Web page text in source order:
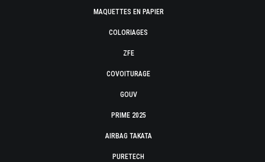
MAQUETTES EN PAPIER
COLORIAGES
ZFE
COVOITURAGE
GOUV
PRIME 2025
AIRBAG TAKATA
PURETECH